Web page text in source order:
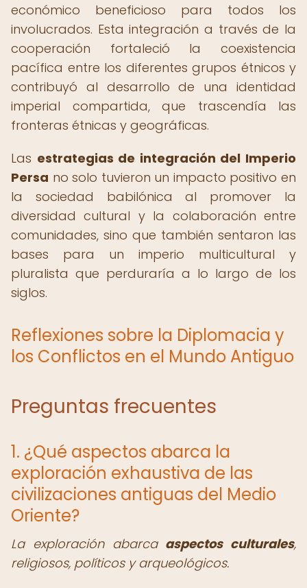
económico beneficioso para todos los
involucrados. Esta integración a través de la
cooperación fortaleció la coexistencia
pacífica entre los diferentes grupos étnicos y
contribuyó al desarrollo de una identidad
imperial compartida, que trascendía las
fronteras étnicas y geográficas.
Las estrategias de integración del Imperio
Persa no solo tuvieron un impacto positivo en
la sociedad babilónica al promover la
diversidad cultural y la colaboración entre
comunidades, sino que también sentaron las
bases para un imperio multicultural y
pluralista que perduraría a lo largo de los
siglos.
Reflexiones sobre la Diplomacia y
los Conflictos en el Mundo Antiguo
Preguntas frecuentes
1. ¿Qué aspectos abarca la
exploración exhaustiva de las
civilizaciones antiguas del Medio
Oriente?
La exploración abarca aspectos culturales,
religiosos, políticos y arqueológicos.